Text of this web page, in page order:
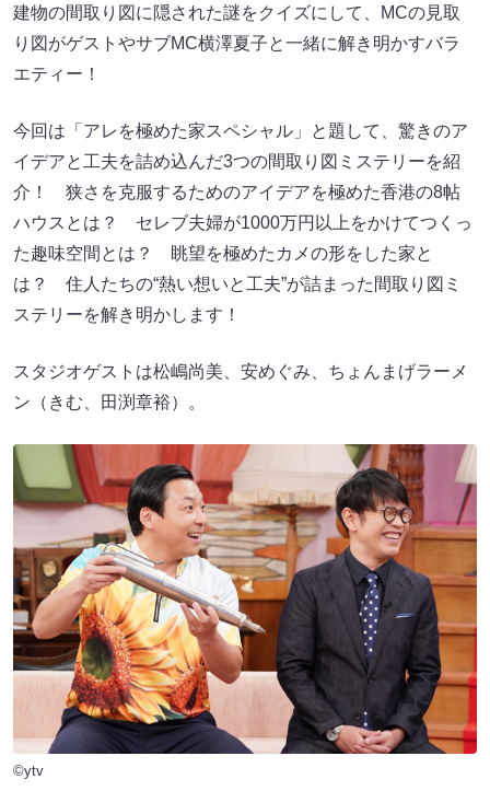
建物の間取り図に隠された謎をクイズにして、MCの見取
り図がゲストやサブMC横澤夏子と一緒に解き明かすバラ
エティー！
今回は「アレを極めた家スペシャル」と題して、驚きのア
イデアと工夫を詰め込んだ3つの間取り図ミステリーを紹
介！ 狭さを克服するためのアイデアを極めた香港の8帖
ハウスとは？ セレブ夫婦が1000万円以上をかけてつくっ
た趣味空間とは？ 眺望を極めたカメの形をした家と
は？ 住人たちの“熱い想いと工夫”が詰まった間取り図ミ
ステリーを解き明かします！
スタジオゲストは松嶋尚美、安めぐみ、ちょんまげラーメ
ン（きむ、田渕章裕）。
©ytv